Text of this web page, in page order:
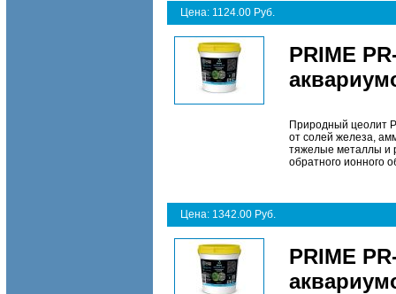
Цена: 1124.00 Руб.
PRIME
Природный цеолит
от солей железа,
тяжелые металлы и
обратного ионного
Цена: 1342.00 Руб.
PRIME